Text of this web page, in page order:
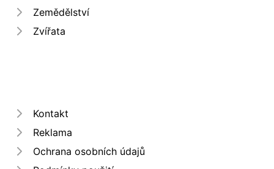
Zemědělství
Zvířata
Kontakt
Reklama
Ochrana osobních údajů